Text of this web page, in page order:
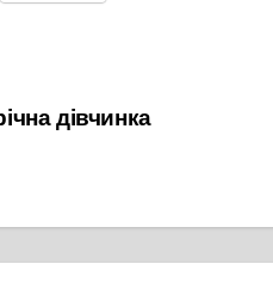
дівчинка